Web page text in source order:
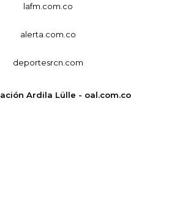
lafm.com.co
alerta.com.co
deportesrcn.com
Ardila Lülle - oal.com.co